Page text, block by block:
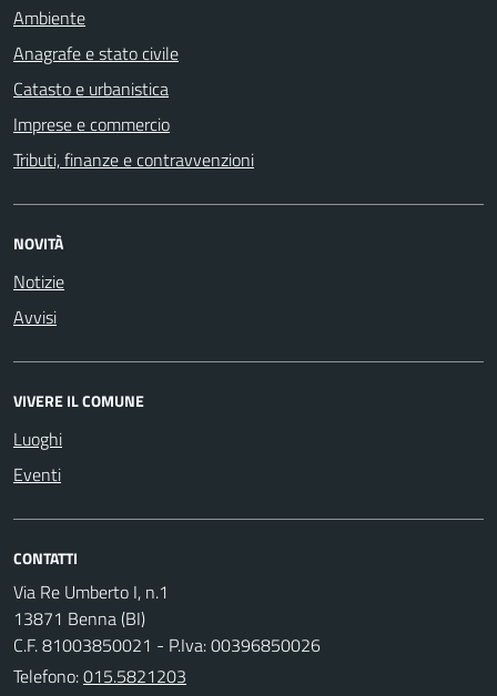
Ambiente
Anagrafe e stato civile
Catasto e urbanistica
Imprese e commercio
Tributi, finanze e contravvenzioni
NOVITÀ
Notizie
Avvisi
VIVERE IL COMUNE
Luoghi
Eventi
CONTATTI
Via Re Umberto I, n.1
13871 Benna (BI)
C.F. 81003850021 - P.Iva: 00396850026
Telefono:015.5821203